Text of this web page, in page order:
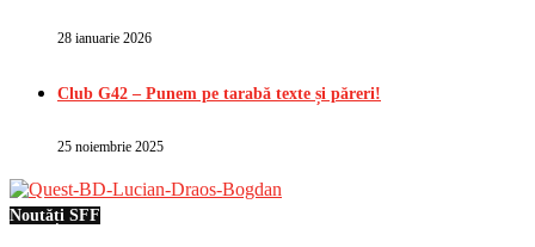
28 ianuarie 2026
Club G42 – Punem pe tarabă texte și păreri!
25 noiembrie 2025
Noutăți SFF